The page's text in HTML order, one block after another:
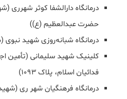
درمانگاه دارالشفا کوثر
حضرت عبدالعظیم (ع))
درمانگاه شبانه‌روزی شهید
کلینیک شهید سلیمانی (تأمین
فدائیان اسلام، پلاک ۱۰۹۳)
درمانگاه فرهنگیان شهر ری